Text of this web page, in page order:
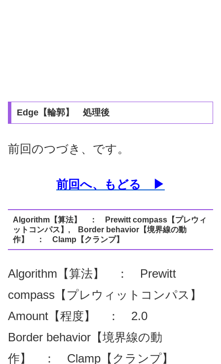
Edge【輪郭】 処理後
前回のつづき、です。
前回へ、もどる ▶
Algorithm【算法】 ： Prewitt compass【プレウィ
ットコンパス】, Border behavior【境界線の動
作】 ： Clamp【クランプ】
Algorithm【算法】 ： Prewitt
compass【プレウィットコンパス】
Amount【程度】 ： 2.0
Border behavior【境界線の動
作】 ： Clamp【クランプ】